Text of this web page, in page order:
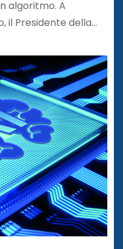
algoritmo. A
il Presidente della…